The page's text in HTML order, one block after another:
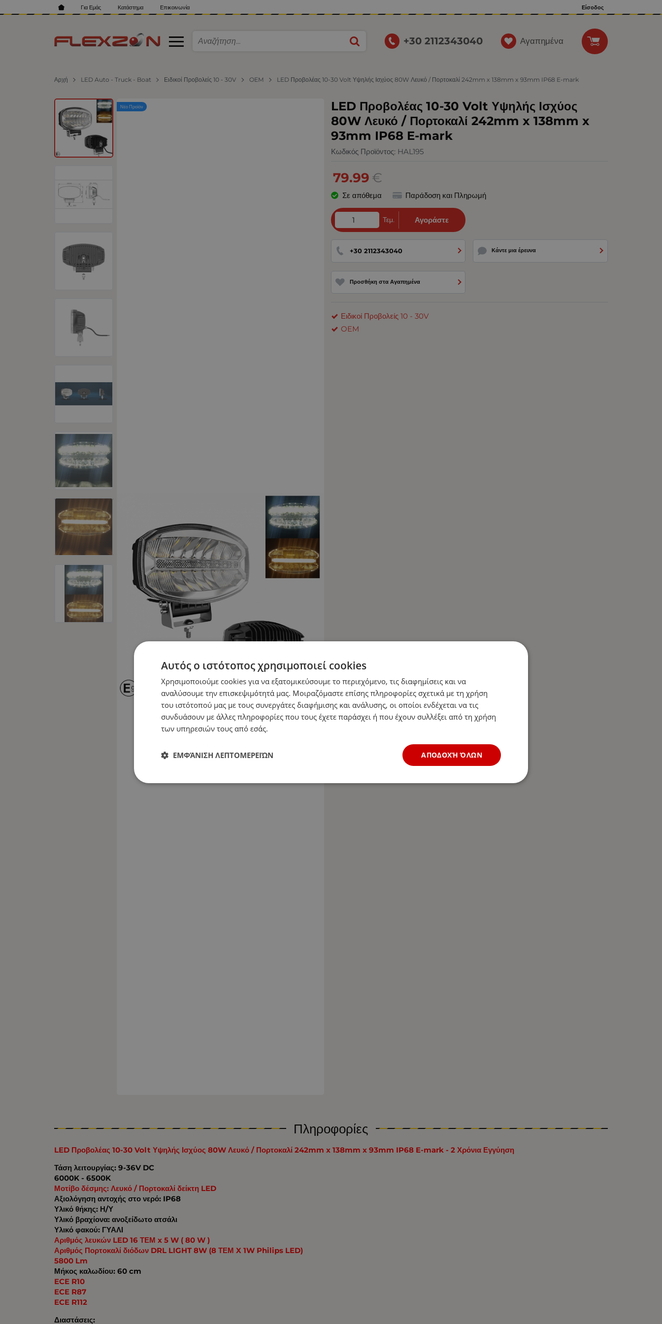
Για Εμάς Κατάστημα Επικοινωνία Είσοδος
+30 2112343040 Αγαπημένα
Αρχή LED Auto - Truck - Boat Ειδικοί Προβολείς 10 - 30V OEM LED Προβολέας 10-30 Volt Υψηλής Ισχύος 80W Λευκό / Πορτοκαλί 242mm x 138mm x 93mm IP68 E-mark
LED Προβολέας 10-30 Volt Υψηλής Ισχύος
80W Λευκό / Πορτοκαλί 242mm x 138mm x
93mm IP68 E-mark
Κωδικός Προϊόντος: HAL195
Νέο Προϊόν
79.99 €
Σε απόθεμα Παράδοση και Πληρωμή
Τεμ. Αγοράστε
+30 2112343040 Κάντε μια έρευνα
Προσθήκη στα Αγαπημένα
Ειδικοί Προβολείς 10 - 30V
OEM
Πληροφορίες
LED Προβολέας 10-30 Volt Υψηλής Ισχύος 80W Λευκό / Πορτοκαλί 242mm x 138mm x 93mm IP68 E-mark - 2 Χρόνια Εγγύηση
Τάση λειτουργίας: 9-36V DC
6000K - 6500K
Μοτίβο δέσμης: Λευκό / Πορτοκαλί δείκτη LED
Αξιολόγηση αντοχής στο νερό: IP68
Υλικό θήκης: Η/Υ
Υλικό βραχίονα: ανοξείδωτο ατσάλι
Υλικό φακού: ΓΥΑΛΙ
Αριθμός λευκών LED 16 ΤΕΜ x 5 W ( 80 W )
Αριθμός Πορτοκαλί διόδων DRL LIGHT 8W (8 ΤΕΜ X 1W Philips LED)
5800 Lm
Μήκος καλωδίου: 60 cm
ECE R10
ECE R87
ECE R112
Διαστάσεις:
Αυτός ο ιστότοπος χρησιμοποιεί cookies
Χρησιμοποιούμε cookies για να εξατομικεύσουμε το περιεχόμενο, τις διαφημίσεις και να
αναλύσουμε την επισκεψιμότητά μας. Μοιραζόμαστε επίσης πληροφορίες σχετικά με τη χρήση
του ιστότοπού μας με τους συνεργάτες διαφήμισης και ανάλυσης, οι οποίοι ενδέχεται να τις
συνδυάσουν με άλλες πληροφορίες που τους έχετε παράσχει ή που έχουν συλλέξει από τη χρήση
των υπηρεσιών τους από εσάς.
ΑΠΟΔΟΧΉ ΌΛΩΝ
ΕΜΦΆΝΙΣΗ ΛΕΠΤΟΜΕΡΕΙΏΝ